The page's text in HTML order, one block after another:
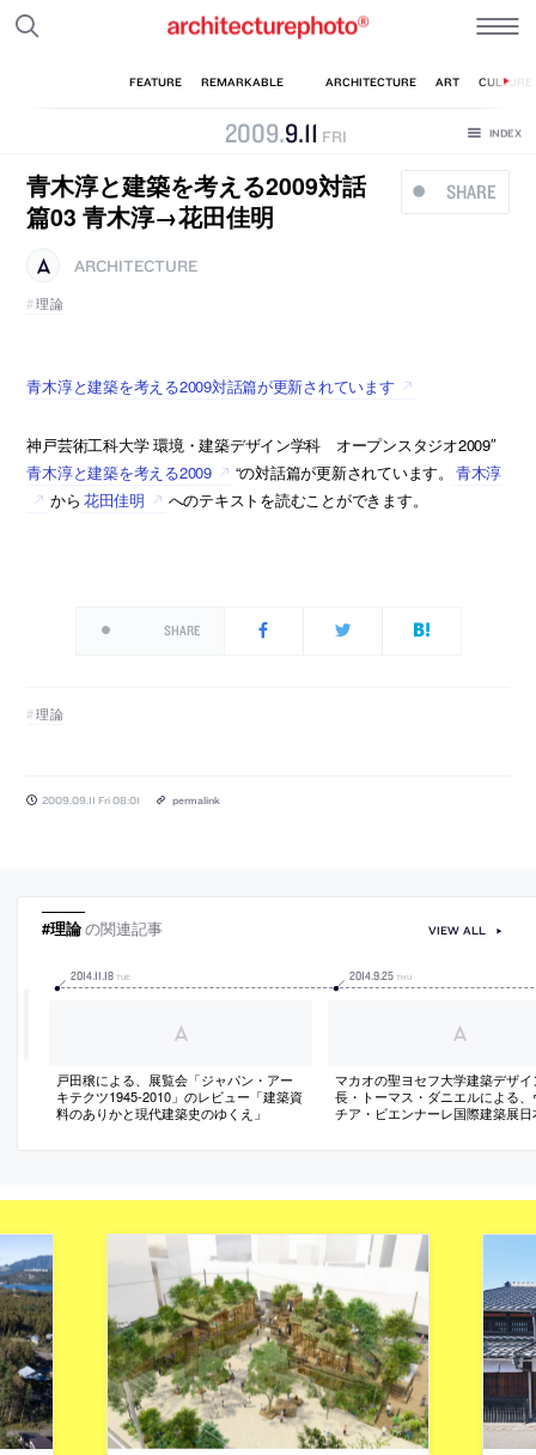
2009.9.11 FRI
SHARE
青木淳と建築を考える2009対話
篇03 青木淳→花田佳明
ARCHITECTURE
理論
青木淳と建築を考える2009対話篇が更新されています
神戸芸術工科大学 環境・建築デザイン学科 オープンスタジオ2009″
青木淳と建築を考える2009
“の対話篇が更新されています。 青木淳
から 花田佳明 へのテキストを読むことができます。
SHARE
理論
2009.09.11 Fri 08:01 permalink
#理論の関連記事
2014.11 18 TUE
戸田穣による、展覧会「ジャパン・アー
キテクツ1945-2010」のレビュー「建築資
料のありかと現代建築史のゆくえ」
2014.9.25 THU
マカオの聖ヨセフ大学建築デザイ
長・トーマス・ダニエルによる、
チア・ビエンナーレ国際建築展日
VIEW ALL